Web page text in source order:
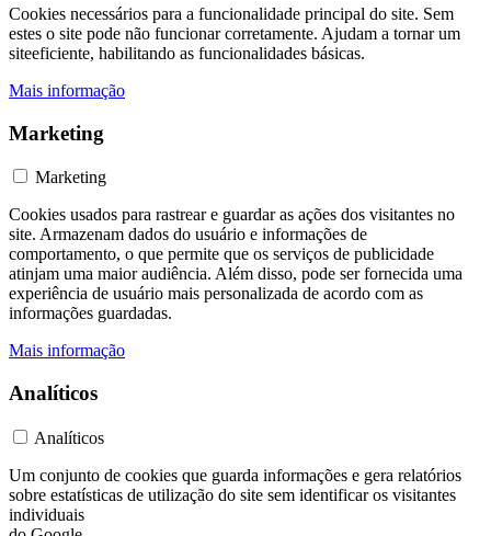
Cookies necessários para a funcionalidade principal do site. Sem
estes o site pode não funcionar corretamente. Ajudam a tornar um
siteeficiente, habilitando as funcionalidades básicas.
Mais informação
Marketing
Marketing
Cookies usados ​​para rastrear e guardar as ações dos visitantes no
site. Armazenam dados do usuário e informações de
comportamento, o que permite que os serviços de publicidade
atinjam uma maior audiência. Além disso, pode ser fornecida uma
experiência de usuário mais personalizada de acordo com as
informações guardadas.
Mais informação
Analíticos
Analíticos
Um conjunto de cookies que guarda informações e gera relatórios
sobre estatísticas de utilização do site sem identificar os visitantes
individuais